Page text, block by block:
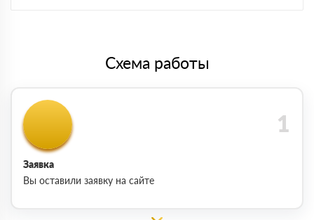
Схема работы
Заявка
Вы оставили заявку на сайте